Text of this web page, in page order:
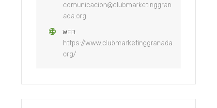
comunicacion@clubmarketinggran
ada.org
WEB
https://www.clubmarketinggranada.
org/